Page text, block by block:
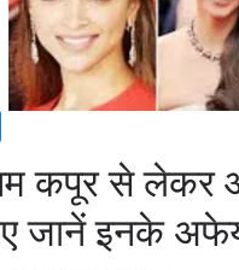
कपूर से लेकर
जानें इनके